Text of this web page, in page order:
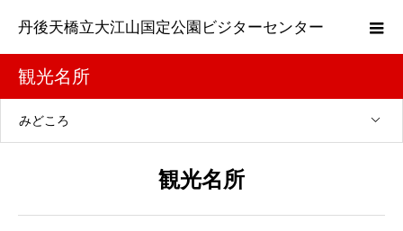
丹後天橋立大江山国定公園ビジターセンター
観光名所
みどころ
観光名所